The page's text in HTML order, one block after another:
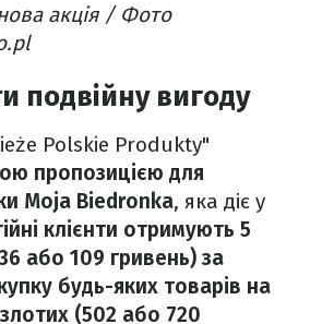
акція / Фото
подвійну вигоду
Polskie Produkty"
пропозицією для
Moja Biedronka, яка діє у
клієнти отримують 5
або 109 гривень) за
будь-яких товарів на
(502 або 720